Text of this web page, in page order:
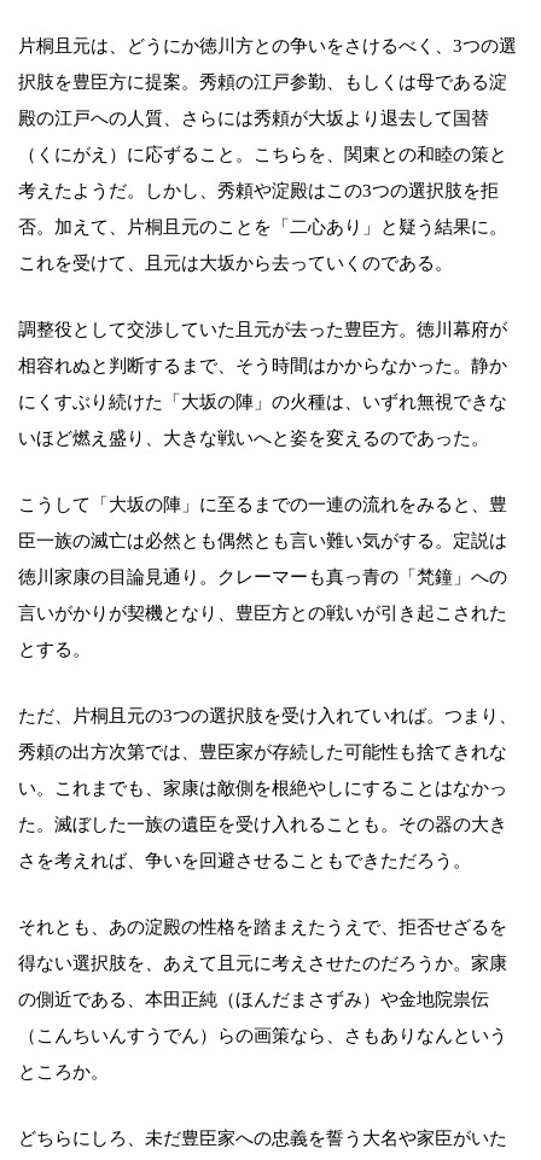
片桐且元は、どうにか徳川方との争いをさけるべく、3つの選
択肢を豊臣方に提案。秀頼の江戸参勤、もしくは母である淀
殿の江戸への人質、さらには秀頼が大坂より退去して国替
（くにがえ）に応ずること。こちらを、関東との和睦の策と
考えたようだ。しかし、秀頼や淀殿はこの3つの選択肢を拒
否。加えて、片桐且元のことを「二心あり」と疑う結果に。
これを受けて、且元は大坂から去っていくのである。
調整役として交渉していた且元が去った豊臣方。徳川幕府が
相容れぬと判断するまで、そう時間はかからなかった。静か
にくすぶり続けた「大坂の陣」の火種は、いずれ無視できな
いほど燃え盛り、大きな戦いへと姿を変えるのであった。
こうして「大坂の陣」に至るまでの一連の流れをみると、豊
臣一族の滅亡は必然とも偶然とも言い難い気がする。定説は
徳川家康の目論見通り。クレーマーも真っ青の「梵鐘」への
言いがかりが契機となり、豊臣方との戦いが引き起こされた
とする。
ただ、片桐且元の3つの選択肢を受け入れていれば。つまり、
秀頼の出方次第では、豊臣家が存続した可能性も捨てきれな
い。これまでも、家康は敵側を根絶やしにすることはなかっ
た。滅ぼした一族の遺臣を受け入れることも。その器の大き
さを考えれば、争いを回避させることもできただろう。
それとも、あの淀殿の性格を踏まえたうえで、拒否せざるを
得ない選択肢を、あえて且元に考えさせたのだろうか。家康
の側近である、本田正純（ほんだまさずみ）や金地院祟伝
（こんちいんすうでん）らの画策なら、さもありなんという
ところか。
どちらにしろ、未だ豊臣家への忠義を誓う大名や家臣がいた